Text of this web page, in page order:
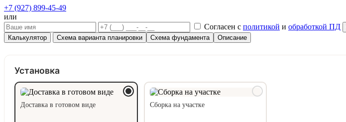
+7 (927) 899-45-49
или
Согласен с политикой и обработкой ПД
Калькулятор
Схема варианта планировки Схема фундамента Описание
Установка
Доставка в готовом виде Сборка на участке